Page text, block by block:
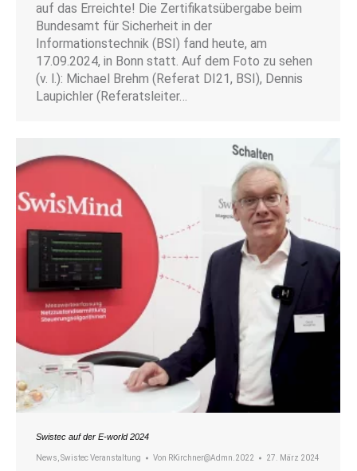
auf das Erreichte! Die Zertifikatsübergabe beim
Bundesamt für Sicherheit in der
Informationstechnik (BSI) fand heute, am
17.09.2024, in Bonn statt. Auf dem Foto zu sehen
(v. l.): Michael Brehm (Referat DI21, BSI), Dennis
Laupichler (Referatsleiter…
Swistec auf der E-world 2024
News Swistec Veranstaltung Von RKirchner@Admn.2022 27. März 2024